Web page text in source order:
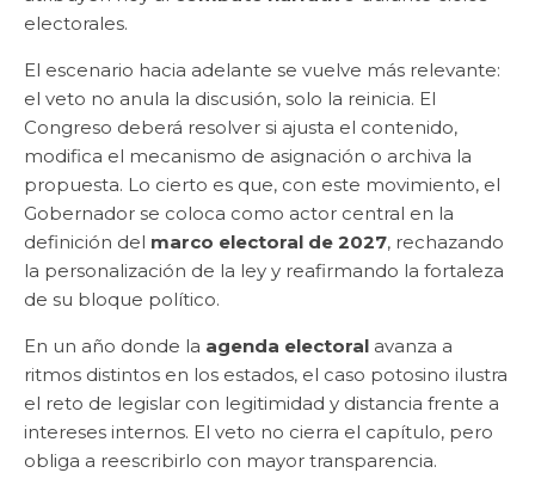
electorales.
El escenario hacia adelante se vuelve más relevante:
el veto no anula la discusión, solo la reinicia. El
Congreso deberá resolver si ajusta el contenido,
modifica el mecanismo de asignación o archiva la
propuesta. Lo cierto es que, con este movimiento, el
Gobernador se coloca como actor central en la
definición del marco electoral de 2027, rechazando
la personalización de la ley y reafirmando la fortaleza
de su bloque político.
En un año donde la agenda electoral avanza a
ritmos distintos en los estados, el caso potosino ilustra
el reto de legislar con legitimidad y distancia frente a
intereses internos. El veto no cierra el capítulo, pero
obliga a reescribirlo con mayor transparencia.